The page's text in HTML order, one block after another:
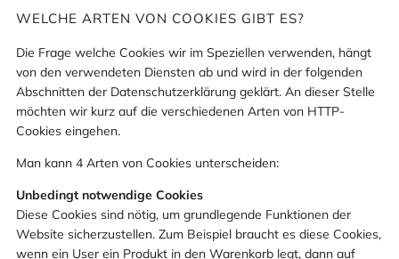
WELCHE ARTEN VON COOKIES GIBT ES?
Die Frage welche Cookies wir im Speziellen verwenden, hängt
von den verwendeten Diensten ab und wird in der folgenden
Abschnitten der Datenschutzerklärung geklärt. An dieser Stelle
möchten wir kurz auf die verschiedenen Arten von HTTP-
Cookies eingehen.
Man kann 4 Arten von Cookies unterscheiden:
Unbedingt notwendige Cookies
Diese Cookies sind nötig, um grundlegende Funktionen der
Website sicherzustellen. Zum Beispiel braucht es diese Cookies,
wenn ein User ein Produkt in den Warenkorb legt, dann auf